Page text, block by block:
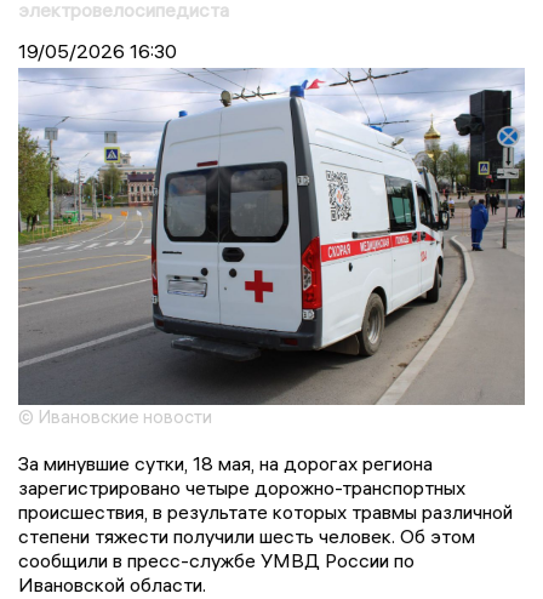
электровелосипедиста
19/05/2026 16:30
© Ивановские новости
За минувшие сутки, 18 мая, на дорогах региона
зарегистрировано четыре дорожно-транспортных
происшествия, в результате которых травмы различной
степени тяжести получили шесть человек. Об этом
сообщили в пресс-службе УМВД России по
Ивановской области.